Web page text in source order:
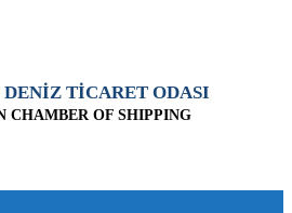
DENİZ TİCARET ODASI
CHAMBER OF SHIPPING